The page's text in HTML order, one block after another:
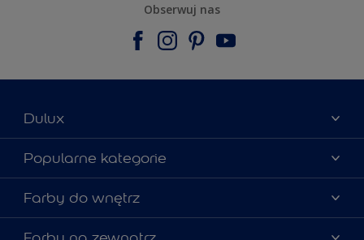
Obserwuj nas
Dulux
Materiały marketingowe
Mapa strony
Kontakt
Popularne kategorie
Kolory farb
Porady ekspertów
Farby do wnętrz
Farby do ścian